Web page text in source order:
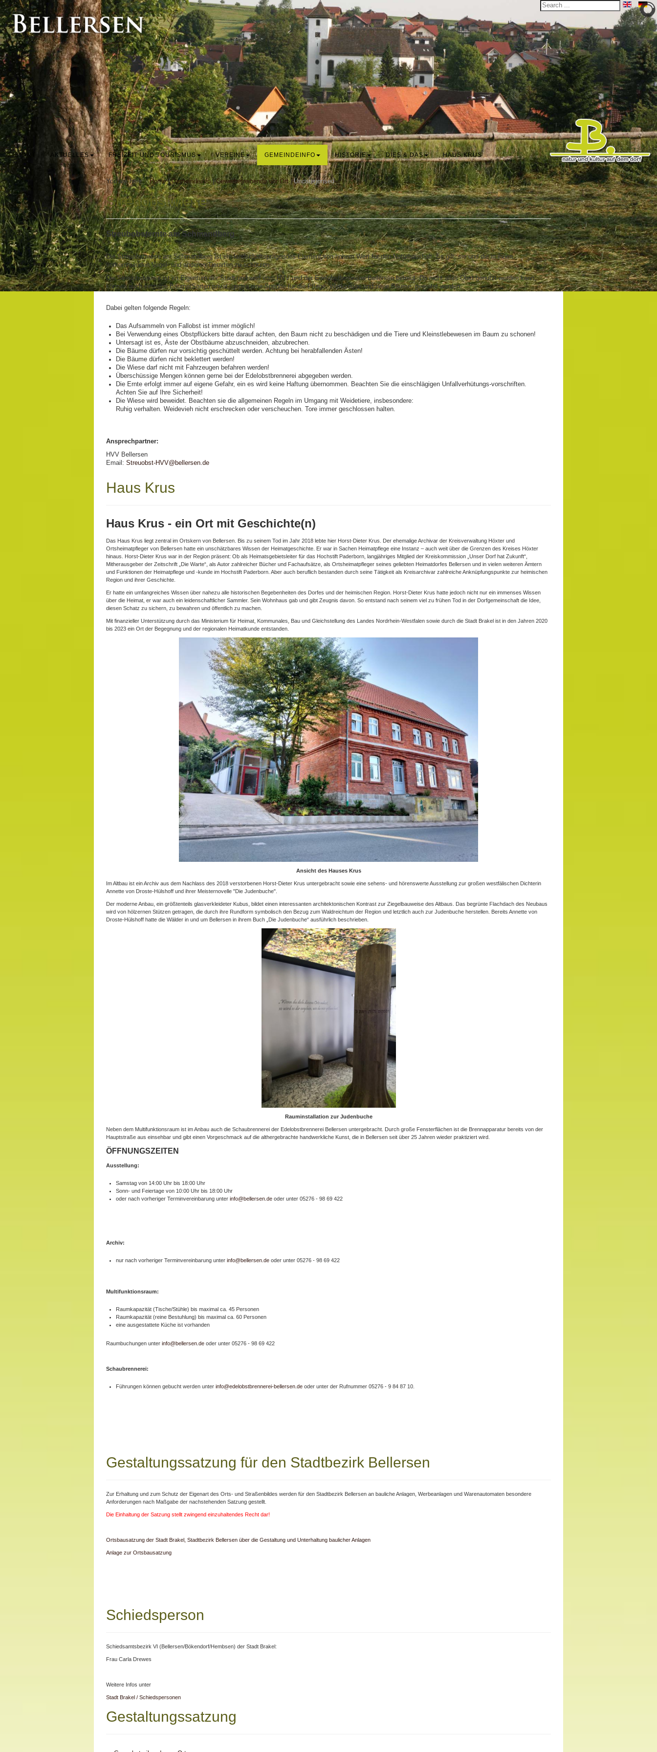
START AKTUELLES FREIZEIT UND TOURISMUS VEREINE GEMEINDEINFO HISTORIE DIES & DAS HAUS KRUS
You are here: Home | Gemeindeinfo | Gewerbetreibende vor Ort | Uncategorised
Streuobstwiese
Streubobsternte am Schmandberg
Die Streuobstwiese am Schmandberg ist ein landschaftsprägendes Element von hohem Wert für den Naturhaushalt. Es gilt, sie und die in ihnen
vorkommenden Vogel- und anderen Tierarten zu schützen.
Die Streuobstwiese ist im Eigentum der Stadt und wird vom HVV und der Edelobstbrennerei Bellersen betreut. Da nicht alles Obst genutzt werden kann,
können auch einzelne Bäume/Sorten privat, gegen eine Spende für die Pflege, Werkzeuge und neue Bäume, geerntet werden.
Dabei gelten folgende Regeln:
Das Aufsammeln von Fallobst ist immer möglich!
Bei Verwendung eines Obstpflückers bitte darauf achten, den Baum nicht zu beschädigen und die Tiere und Kleinstlebewesen im Baum zu schonen!
Untersagt ist es, Äste der Obstbäume abzuschneiden, abzubrechen.
Die Bäume dürfen nur vorsichtig geschüttelt werden. Achtung bei herabfallenden Ästen!
Die Bäume dürfen nicht beklettert werden!
Die Wiese darf nicht mit Fahrzeugen befahren werden!
Überschüssige Mengen können gerne bei der Edelobstbrennerei abgegeben werden.
Die Ernte erfolgt immer auf eigene Gefahr, ein es wird keine Haftung übernommen. Beachten Sie die einschlägigen Unfallverhütungs-vorschriften.
Achten Sie auf Ihre Sicherheit!
Die Wiese wird beweidet. Beachten sie die allgemeinen Regeln im Umgang mit Weidetiere, insbesondere:
Ruhig verhalten. Weidevieh nicht erschrecken oder verscheuchen. Tore immer geschlossen halten.
Ansprechpartner:
HVV Bellersen
Email: Streuobst-HVV@bellersen.de
Haus Krus
Haus Krus - ein Ort mit Geschichte(n)
Das Haus Krus liegt zentral im Ortskern von Bellersen. Bis zu seinem Tod im Jahr 2018 lebte hier Horst-Dieter Krus. Der ehemalige Archivar der Kreisverwaltung Höxter und
Ortsheimatpfleger von Bellersen hatte ein unschätzbares Wissen der Heimatgeschichte. Er war in Sachen Heimatpflege eine Instanz – auch weit über die Grenzen des Kreises Höxter
hinaus. Horst-Dieter Krus war in der Region präsent: Ob als Heimatsgebietsleiter für das Hochstift Paderborn, langjähriges Mitglied der Kreiskommission „Unser Dorf hat Zukunft“,
Mitherausgeber der Zeitschrift „Die Warte“, als Autor zahlreicher Bücher und Fachaufsätze, als Ortsheimatpfleger seines geliebten Heimatdorfes Bellersen und in vielen weiteren Ämtern
und Funktionen der Heimatpflege und -kunde im Hochstift Paderborn. Aber auch beruflich bestanden durch seine Tätigkeit als Kreisarchivar zahlreiche Anknüpfungspunkte zur heimischen
Region und ihrer Geschichte.
Er hatte ein umfangreiches Wissen über nahezu alle historischen Begebenheiten des Dorfes und der heimischen Region. Horst-Dieter Krus hatte jedoch nicht nur ein immenses Wissen
über die Heimat, er war auch ein leidenschaftlicher Sammler. Sein Wohnhaus gab und gibt Zeugnis davon. So entstand nach seinem viel zu frühen Tod in der Dorfgemeinschaft die Idee,
diesen Schatz zu sichern, zu bewahren und öffentlich zu machen.
Mit finanzieller Unterstützung durch das Ministerium für Heimat, Kommunales, Bau und Gleichstellung des Landes Nordrhein-Westfalen sowie durch die Stadt Brakel ist in den Jahren 2020
bis 2023 ein Ort der Begegnung und der regionalen Heimatkunde entstanden.
Ansicht des Hauses Krus
Im Altbau ist ein Archiv aus dem Nachlass des 2018 verstorbenen Horst-Dieter Krus untergebracht sowie eine sehens- und hörenswerte Ausstellung zur großen westfälischen Dichterin
Annette von Droste-Hülshoff und ihrer Meisternovelle "Die Judenbuche".
Der moderne Anbau, ein größtenteils glasverkleideter Kubus, bildet einen interessanten architektonischen Kontrast zur Ziegelbauweise des Altbaus. Das begrünte Flachdach des Neubaus
wird von hölzernen Stützen getragen, die durch ihre Rundform symbolisch den Bezug zum Waldreichtum der Region und letztlich auch zur Judenbuche herstellen. Bereits Annette von
Droste-Hülshoff hatte die Wälder in und um Bellersen in ihrem Buch „Die Judenbuche“ ausführlich beschrieben.
Rauminstallation zur Judenbuche
Neben dem Multifunktionsraum ist im Anbau auch die Schaubrennerei der Edelobstbrennerei Bellersen untergebracht. Durch große Fensterflächen ist die Brennapparatur bereits von der
Hauptstraße aus einsehbar und gibt einen Vorgeschmack auf die althergebrachte handwerkliche Kunst, die in Bellersen seit über 25 Jahren wieder praktiziert wird.
ÖFFNUNGSZEITEN
Ausstellung:
Samstag von 14:00 Uhr bis 18:00 Uhr
Sonn- und Feiertage von 10:00 Uhr bis 18:00 Uhr
oder nach vorheriger Terminvereinbarung unter info@bellersen.de oder unter 05276 - 98 69 422
Archiv:
nur nach vorheriger Terminvereinbarung unter info@bellersen.de oder unter 05276 - 98 69 422
Multifunktionsraum:
Raumkapazität (Tische/Stühle) bis maximal ca. 45 Personen
Raumkapazität (reine Bestuhlung) bis maximal ca. 60 Personen
eine ausgestattete Küche ist vorhanden
Raumbuchungen unter info@bellersen.de oder unter 05276 - 98 69 422
Schaubrennerei:
Führungen können gebucht werden unter info@edelobstbrennerei-bellersen.de oder unter der Rufnummer 05276 - 9 84 87 10.
Gestaltungssatzung für den Stadtbezirk Bellersen
Zur Erhaltung und zum Schutz der Eigenart des Orts- und Straßenbildes werden für den Stadtbezirk Bellersen an bauliche Anlagen, Werbeanlagen und Warenautomaten besondere
Anforderungen nach Maßgabe der nachstehenden Satzung gestellt.
Die Einhaltung der Satzung stellt zwingend einzuhaltendes Recht dar!
Ortsbausatzung der Stadt Brakel, Stadtbezirk Bellersen über die Gestaltung und Unterhaltung baulicher Anlagen
Anlage zur Ortsbausatzung
Schiedsperson
Schiedsamtsbezirk VI (Bellersen/Bökendorf/Hembsen) der Stadt Brakel:
Frau Carla Drewes
Weitere Infos unter
Stadt Brakel / Schiedspersonen
Gestaltungssatzung